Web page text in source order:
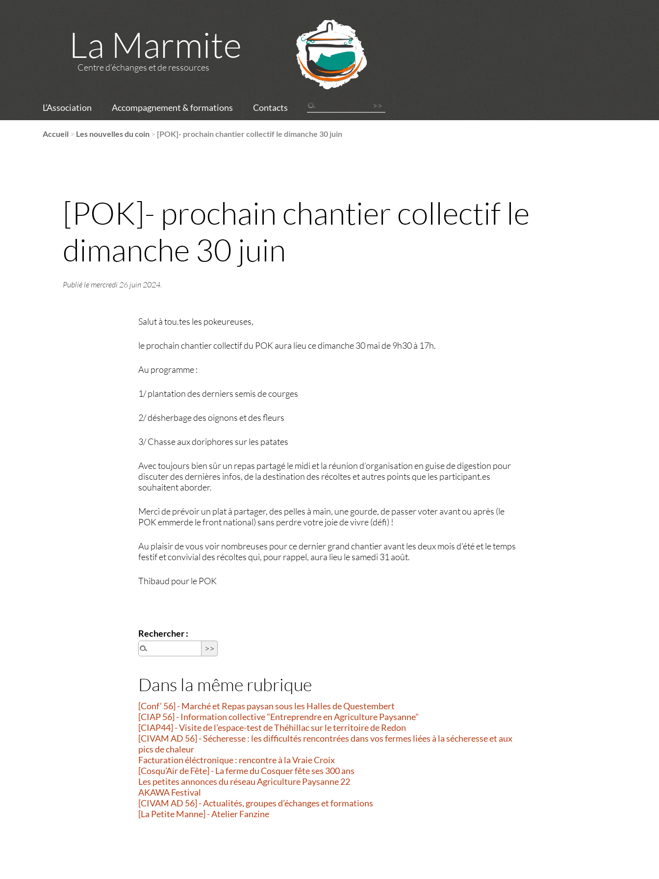
La Marmite
Centre d’échanges et de ressources
L’Association Accompagnement & formations Contacts
Accueil > Les nouvelles du coin > [POK]- prochain chantier collectif le dimanche 30 juin
[POK]- prochain chantier collectif le
dimanche 30 juin
Publié le mercredi 26 juin 2024.
Salut à tou.tes les pokeureuses,
le prochain chantier collectif du POK aura lieu ce dimanche 30 mai de 9h30 à 17h.
Au programme :
1/ plantation des derniers semis de courges
2/ désherbage des oignons et des fleurs
3/ Chasse aux doriphores sur les patates
Avec toujours bien sûr un repas partagé le midi et la réunion d’organisation en guise de digestion pour
discuter des dernières infos, de la destination des récoltes et autres points que les participant.es
souhaitent aborder.
Merci de prévoir un plat à partager, des pelles à main, une gourde, de passer voter avant ou après (le
POK emmerde le front national) sans perdre votre joie de vivre (défi) !
Au plaisir de vous voir nombreuses pour ce dernier grand chantier avant les deux mois d’été et le temps
festif et convivial des récoltes qui, pour rappel, aura lieu le samedi 31 août.
Thibaud pour le POK
Rechercher :
Dans la même rubrique
[Conf’ 56] - Marché et Repas paysan sous les Halles de Questembert
[CIAP 56] - Information collective "Entreprendre en Agriculture Paysanne"
[CIAP44] - Visite de l’espace-test de Théhillac sur le territoire de Redon
[CIVAM AD 56] - Sécheresse : les difficultés rencontrées dans vos fermes liées à la sécheresse et aux
pics de chaleur
Facturation éléctronique : rencontre à la Vraie Croix
[Cosqu’Air de Fête] - La ferme du Cosquer fête ses 300 ans
Les petites annonces du réseau Agriculture Paysanne 22
AKAWA Festival
[CIVAM AD 56] - Actualités, groupes d’échanges et formations
[La Petite Manne] - Atelier Fanzine